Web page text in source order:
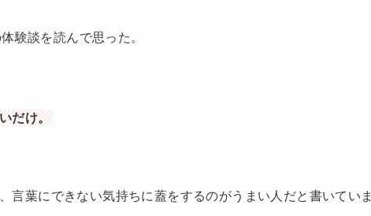
験談を読んで思った。
だけ。
言葉にできない気持ちに蓋をするのがうまい人だと書いていま